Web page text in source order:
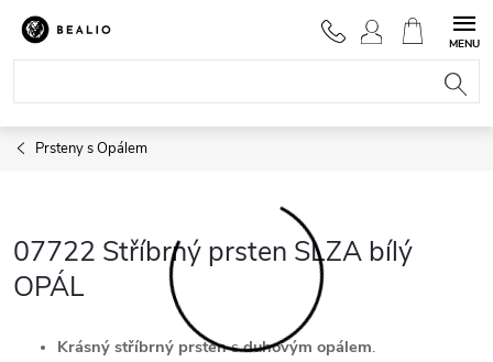
Přejít
obsah
NÁKUPNÍ
KOŠÍK
Prsteny s Opálem
07722 Stříbrný prsten SLZA bílý
OPÁL
Krásný stříbrný prstensduhovým opálem.